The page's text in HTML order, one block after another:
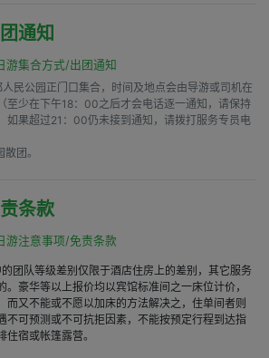
通知
游集合方式/出团通知
民公园正门口集合，时间及地点会由导游或司机在
至少在下午18：00之后才会电话逐一通知，请保持
如果超过21：00仍未接到通知，请拨打服务专员电
团。
条款
游注意事项/免责条款
团队等级差别仅限于酒店住房上的差别，其它服务
豪华等以上报价均以宾馆标准间之一床位计价，
而又不能或不愿以加床的方法解决之，住单间者则
不可预测或不可抗拒因素，不能按预定行程到达指
宿或帐篷露营。